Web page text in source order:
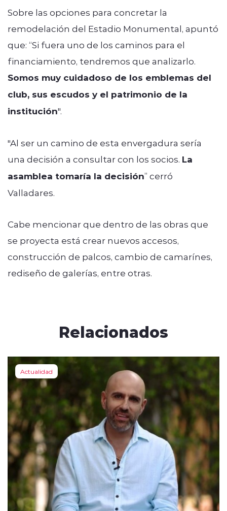
Sobre las opciones para concretar la
remodelación del Estadio Monumental, apuntó
que: “Si fuera uno de los caminos para el
financiamiento, tendremos que analizarlo.
Somos muy cuidadoso de los emblemas del
club, sus escudos y el patrimonio de la
institución".
"Al ser un camino de esta envergadura sería
una decisión a consultar con los socios. La
asamblea tomaría la decisión” cerró
Valladares.
Cabe mencionar que dentro de las obras que
se proyecta está crear nuevos accesos,
construcción de palcos, cambio de camarínes,
rediseño de galerías, entre otras.
Relacionados
Actualidad